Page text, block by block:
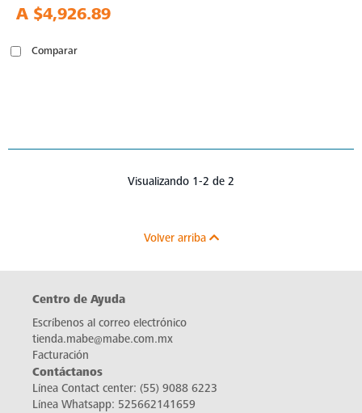
A $4,926.89
Comparar
Visualizando 1-2 de 2
Volver arriba
Centro de Ayuda
Escríbenos al correo electrónico
tienda.mabe@mabe.com.mx
Facturación
Contáctanos
Línea Contact center: (55) 9088 6223
Línea Whatsapp: 525662141659